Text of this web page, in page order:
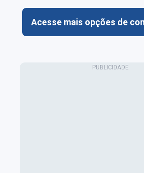
Acesse mais opções de